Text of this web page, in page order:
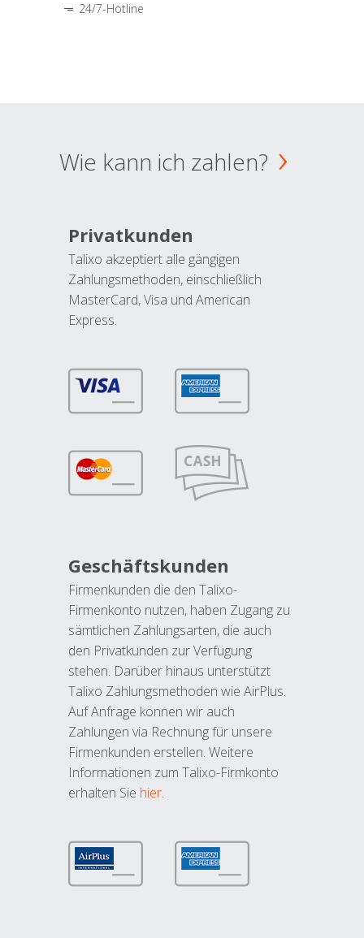
24/7-Hotline
Wie kann ich zahlen?
Privatkunden
Talixo akzeptiert alle gängigen
Zahlungsmethoden, einschließlich
MasterCard, Visa und American
Express.
Geschäftskunden
Firmenkunden die den Talixo-
Firmenkonto nutzen, haben Zugang zu
sämtlichen Zahlungsarten, die auch
den Privatkunden zur Verfügung
stehen. Darüber hinaus unterstützt
Talixo Zahlungsmethoden wie AirPlus.
Auf Anfrage können wir auch
Zahlungen via Rechnung für unsere
Firmenkunden erstellen. Weitere
Informationen zum Talixo-Firmkonto
erhalten Sie hier.